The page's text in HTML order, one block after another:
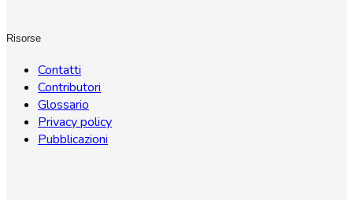
Risorse
Contatti
Contributori
Glossario
Privacy policy
Pubblicazioni